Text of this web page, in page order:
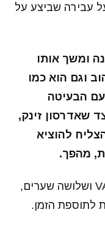
על עבירה שביצע על
ומשך אותו
וגם הוא כמו
הבעיטה
שאדרסון זינק,
להוציא
דקה 45'- אחרי מחלוקות של ה-VAR ושלושה שערים,
לתוספת הזמן.